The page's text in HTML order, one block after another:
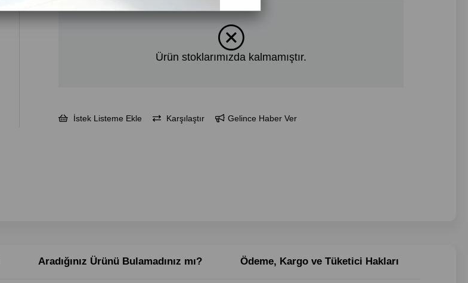
Ürün stoklarımızda kalmamıştır.
İstek Listeme Ekle Karşılaştır Gelince Haber Ver
Aradığınız Ürünü Bulamadınız mı? Ödeme, Kargo ve Tüketici Hakları